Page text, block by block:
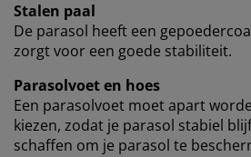
Stalen paal
De parasol heeft een
zorgt voor een goede stabiliteit.
Parasolvoet en hoes
Een parasolvoet moet apart
kiezen, zodat je parasol stabiel
schaffen om je parasol te